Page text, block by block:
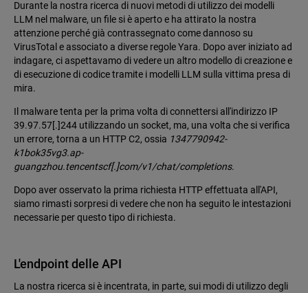
Durante la nostra ricerca di nuovi metodi di utilizzo dei modelli
LLM nel malware, un file si è aperto e ha attirato la nostra
attenzione perché già contrassegnato come dannoso su
VirusTotal e associato a diverse regole Yara. Dopo aver iniziato ad
indagare, ci aspettavamo di vedere un altro modello di creazione e
di esecuzione di codice tramite i modelli LLM sulla vittima presa di
mira.
Il malware tenta per la prima volta di connettersi all'indirizzo IP
39.97.57[.]244 utilizzando un socket, ma, una volta che si verifica
un errore, torna a un HTTP C2, ossia 1347790942-
k1bok35vg3.ap-
guangzhou.tencentscf[.]com/v1/chat/completions.
Dopo aver osservato la prima richiesta HTTP effettuata all'API,
siamo rimasti sorpresi di vedere che non ha seguito le intestazioni
necessarie per questo tipo di richiesta.
L'endpoint delle API
La nostra ricerca si è incentrata, in parte, sui modi di utilizzo degli